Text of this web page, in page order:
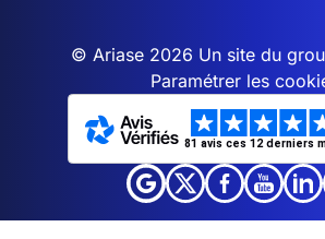
© Ariase 2026 Un site du
Paramétrer les
81 avis ces 12 derniers